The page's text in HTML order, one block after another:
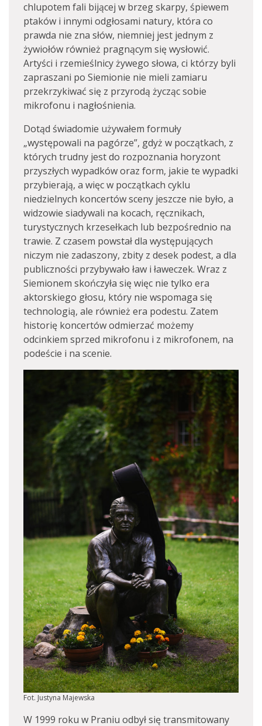
chlupotem fali bijącej w brzeg skarpy, śpiewem
ptaków i innymi odgłosami natury, która co
prawda nie zna słów, niemniej jest jednym z
żywiołów również pragnącym się wysłowić.
Artyści i rzemieślnicy żywego słowa, ci którzy byli
zapraszani po Siemionie nie mieli zamiaru
przekrzykiwać się z przyrodą życząc sobie
mikrofonu i nagłośnienia.
Dotąd świadomie używałem formuły
„występowali na pagórze”, gdyż w początkach, z
których trudny jest do rozpoznania horyzont
przyszłych wypadków oraz form, jakie te wypadki
przybierają, a więc w początkach cyklu
niedzielnych koncertów sceny jeszcze nie było, a
widzowie siadywali na kocach, ręcznikach,
turystycznych krzesełkach lub bezpośrednio na
trawie. Z czasem powstał dla występujących
niczym nie zadaszony, zbity z desek podest, a dla
publiczności przybywało ław i ławeczek. Wraz z
Siemionem skończyła się więc nie tylko era
aktorskiego głosu, który nie wspomaga się
technologią, ale również era podestu. Zatem
historię koncertów odmierzać możemy
odcinkiem sprzed mikrofonu i z mikrofonem, na
podeście i na scenie.
Fot. Justyna Majewska
W 1999 roku w Praniu odbył się transmitowany